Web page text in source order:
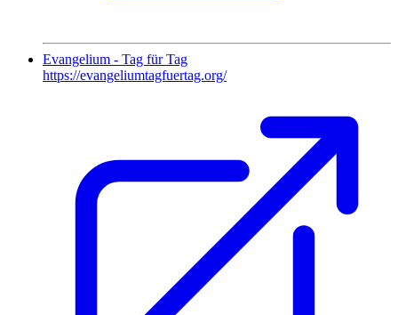
Evangelium - Tag für Tag
https://evangeliumtagfuertag.org/